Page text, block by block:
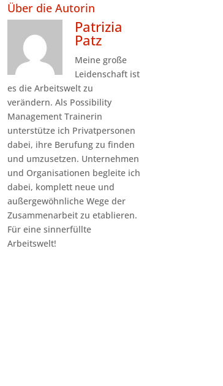
Über die Autorin
Patrizia
Patz
Meine große
Leidenschaft ist
es die Arbeitswelt zu
verändern. Als Possibility
Management Trainerin
unterstütze ich Privatpersonen
dabei, ihre Berufung zu finden
und umzusetzen. Unternehmen
und Organisationen begleite ich
dabei, komplett neue und
außergewöhnliche Wege der
Zusammenarbeit zu etablieren.
Für eine sinnerfüllte
Arbeitswelt!